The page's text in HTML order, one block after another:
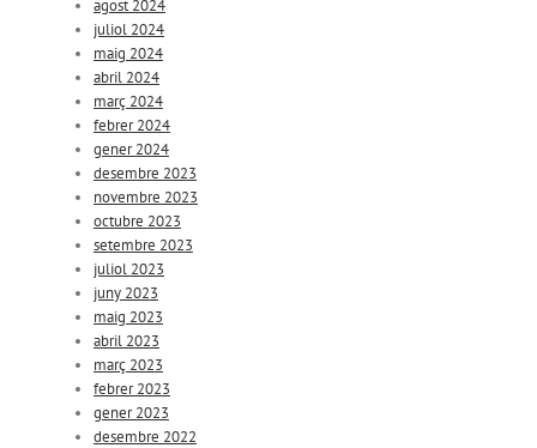
agost 2024
juliol 2024
maig 2024
abril 2024
març 2024
febrer 2024
gener 2024
desembre 2023
novembre 2023
octubre 2023
setembre 2023
juliol 2023
juny 2023
maig 2023
abril 2023
març 2023
febrer 2023
gener 2023
desembre 2022